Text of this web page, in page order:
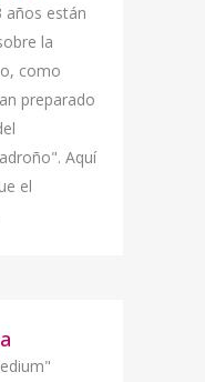
años están
la
como
preparado
Aquí
el